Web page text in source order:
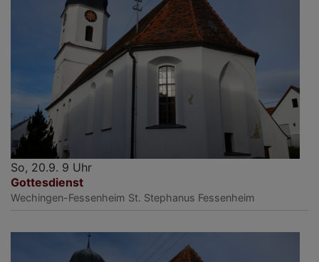
So, 20.9. 9 Uhr
Gottesdienst
Wechingen-Fessenheim St. Stephanus Fessenheim